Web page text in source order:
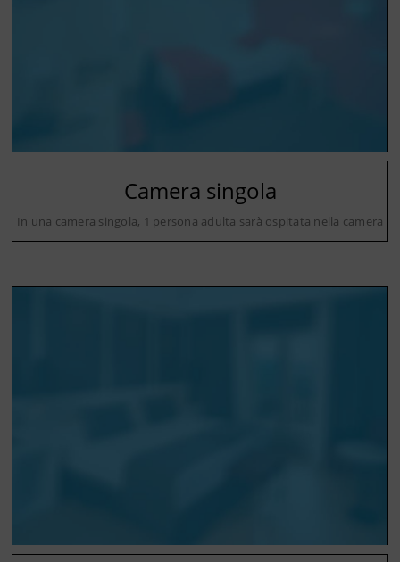
Camera singola
In una camera singola, 1 persona adulta sarà ospitata nella camera